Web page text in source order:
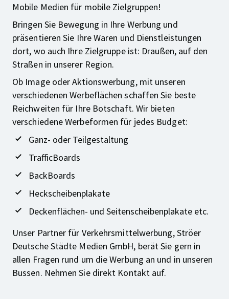
Mobile Medien für mobile Zielgruppen!
Bringen Sie Bewegung in Ihre Werbung und
präsentieren Sie Ihre Waren und Dienstleistungen
dort, wo auch Ihre Zielgruppe ist: Draußen, auf den
Straßen in unserer Region.
Ob Image oder Aktionswerbung, mit unseren
verschiedenen Werbeflächen schaffen Sie beste
Reichweiten für Ihre Botschaft. Wir bieten
verschiedene Werbeformen für jedes Budget:
Ganz- oder Teilgestaltung
TrafficBoards
BackBoards
Heckscheibenplakate
Deckenflächen- und Seitenscheibenplakate etc.
Unser Partner für Verkehrsmittelwerbung, Ströer
Deutsche Städte Medien GmbH, berät Sie gern in
allen Fragen rund um die Werbung an und in unseren
Bussen. Nehmen Sie direkt Kontakt auf.